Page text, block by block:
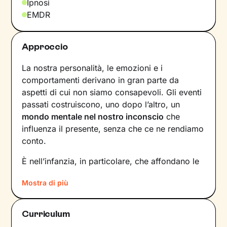
Ipnosi
EMDR
Approccio
La nostra personalità, le emozioni e i
comportamenti derivano in gran parte da
aspetti di cui non siamo consapevoli. Gli eventi
passati costruiscono, uno dopo l’altro, un
mondo mentale nel nostro inconscio che
influenza il presente, senza che ce ne rendiamo
conto.
È nell’infanzia, in particolare, che affondano le
e agire: leesperienze vissute in famiglia
infatti, vengono apprese, memorizzate e
riproposte nelle relazioni successive.
Mostra di più
Curriculum